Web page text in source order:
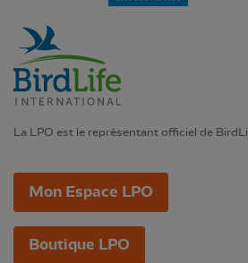
La LPO est le représentant officiel de
Mon Espace LPO
Boutique LPO